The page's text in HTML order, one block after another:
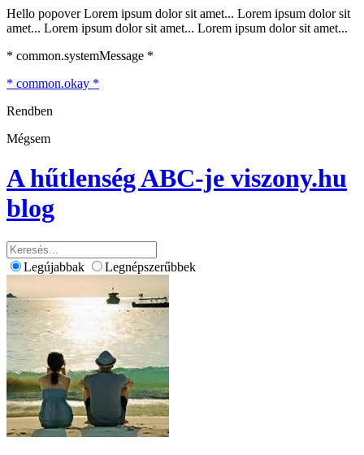
Hello popover Lorem ipsum dolor sit amet... Lorem ipsum dolor sit
amet... Lorem ipsum dolor sit amet... Lorem ipsum dolor sit amet...
* common.systemMessage *
* common.okay *
Rendben
Mégsem
A hűtlenség ABC-je viszony.hu
blog
Legújabbak Legnépszerűbbek